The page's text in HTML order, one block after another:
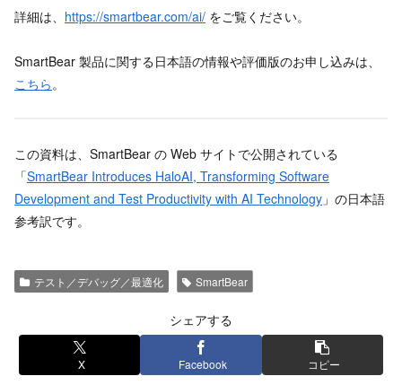
詳細は、 https://smartbear.com/ai/ をご覧ください。
SmartBear 製品に関する日本語の情報や評価版のお申し込みは、
こちら。
この資料は、SmartBear の Web サイトで公開されている
「SmartBear Introduces HaloAI, Transforming Software
Development and Test Productivity with AI Technology 」の日本語
参考訳です。
テスト／デバッグ／最適化 SmartBear
シェアする
X Facebook コピー